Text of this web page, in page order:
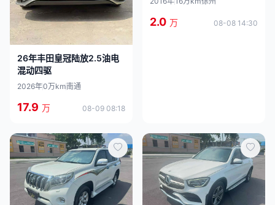
26年丰田皇冠陆放2.5油电
混动四驱
2026年0万km南通
17.9 万 08-09 08:18
2.0 万 08-08 14:30